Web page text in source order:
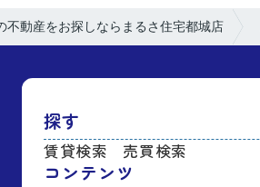
不動産をお探しならまるさ住宅都城店
探す
賃貸検索 売買検索
コンテンツ